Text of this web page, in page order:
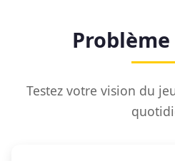
Testez votre vision du